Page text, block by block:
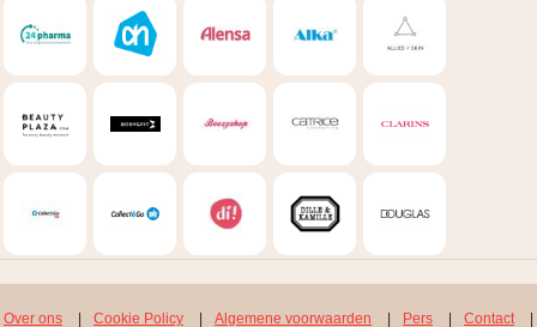
Over ons | Cookie Policy | Algemene voorwaarden | Pers | Contact |